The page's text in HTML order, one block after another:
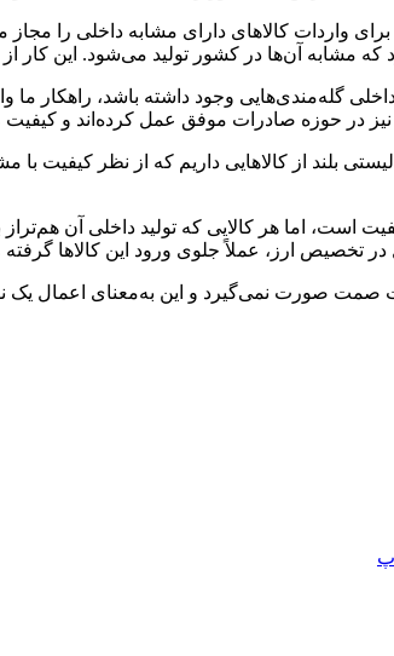
ایجاد ممنوعیت برای واردات کالاهای دارای مشابه
که مشابه آن‌ها در کشور تولید می‌شود. این
گله‌مندی‌هایی وجود داشته باشد، راهکار
نیز در حوزه صادرات موفق عمل کرده‌اند و
بلند از کالاهایی داریم که از نظر
اما هر کالایی که تولید داخلی آن
در تخصیص ارز، عملاً جلوی ورود این کالاها
صمت صورت نمی‌گیرد و این به‌معنای اعمال